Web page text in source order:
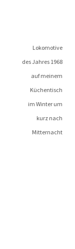
Loko­mo­ti­ve
des Jah­res 1968
auf meinem
Küchentisch
im Win­ter um
kurz nach
Mitternacht